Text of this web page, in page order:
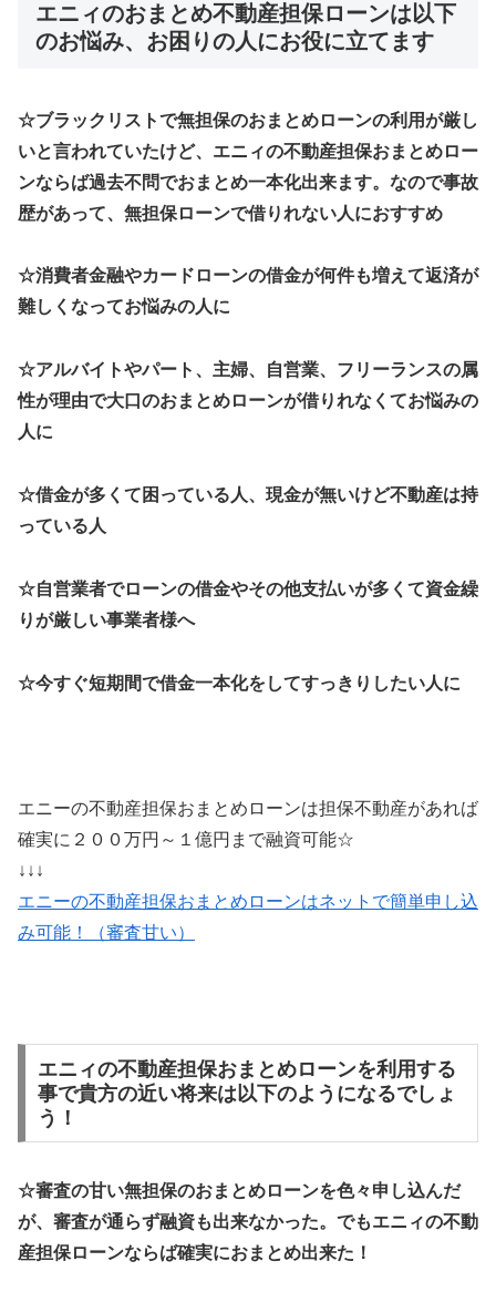
エニィのおまとめ不動産担保ローンは以下
のお悩み、お困りの人にお役に立てます
☆ブラックリストで無担保のおまとめローンの利用が厳し
いと言われていたけど、エニィの不動産担保おまとめロー
ンならば過去不問でおまとめ一本化出来ます。なので事故
歴があって、無担保ローンで借りれない人におすすめ
☆消費者金融やカードローンの借金が何件も増えて返済が
難しくなってお悩みの人に
☆アルバイトやパート、主婦、自営業、フリーランスの属
性が理由で大口のおまとめローンが借りれなくてお悩みの
人に
☆借金が多くて困っている人、現金が無いけど不動産は持
っている人
☆自営業者でローンの借金やその他支払いが多くて資金繰
りが厳しい事業者様へ
☆今すぐ短期間で借金一本化をしてすっきりしたい人に
エニーの不動産担保おまとめローンは担保不動産があれば
確実に２００万円～１億円まで融資可能☆
↓↓↓
エニーの不動産担保おまとめローンはネットで簡単申し込
み可能！（審査甘い）
エニィの不動産担保おまとめローンを利用する
事で貴方の近い将来は以下のようになるでしょ
う！
☆審査の甘い無担保のおまとめローンを色々申し込んだ
が、審査が通らず融資も出来なかった。でもエニィの不動
産担保ローンならば確実におまとめ出来た！